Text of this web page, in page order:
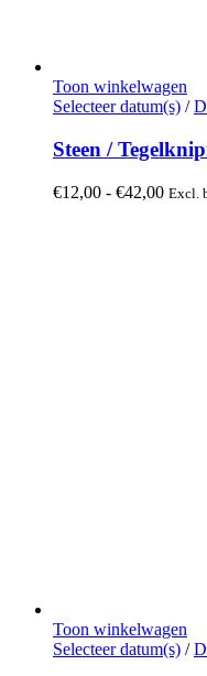
Toon winkelwagen
Selecteer datum(s) Dit
/
Steen /
€12,00 - €42,00 Excl.
Toon winkelwagen
Selecteer datum(s) Dit
/